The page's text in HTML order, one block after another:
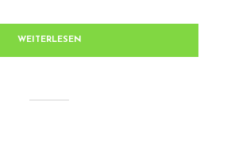
WEITERLESEN